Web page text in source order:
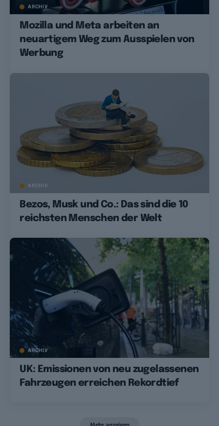
ARCHIV
Mozilla und Meta arbeiten an
neuartigem Weg zum Ausspielen von
Werbung
ARCHIV
Bezos, Musk und Co.: Das sind die 10
reichsten Menschen der Welt
ARCHIV
UK: Emissionen von neu zugelassenen
Fahrzeugen erreichen Rekordtief